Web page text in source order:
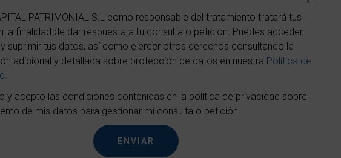
PATRIMONIAL S.L como responsable del tratamiento tratará tus
la finalidad de dar respuesta a tu consulta o petición. Puedes acceder,
suprimir tus datos, así como ejercer otros derechos consultando la
adicional y detallada sobre protección de datos en nuestra Política de
.
y acepto las condiciones contenidas en la política de privacidad sobre
de mis datos para gestionar mi consulta o petición.
ENVIAR